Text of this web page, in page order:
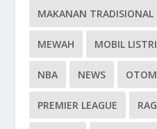
MAKANAN TRADISIONAL
MEWAH MOBIL
NBA NEWS
PREMIER LEAGUE